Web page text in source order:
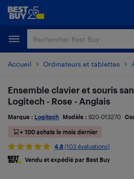
Passer
principal
Passer
Accueil Ordinateurs et tablettes
Ensemble clavier et souris
Logitech - Rose - Anglais
Marque : Logitech Modèle : 920-013270
+ 100 achats le mois dernier
4.8 (103 évaluations)
Vendu et expédié par Best Buy